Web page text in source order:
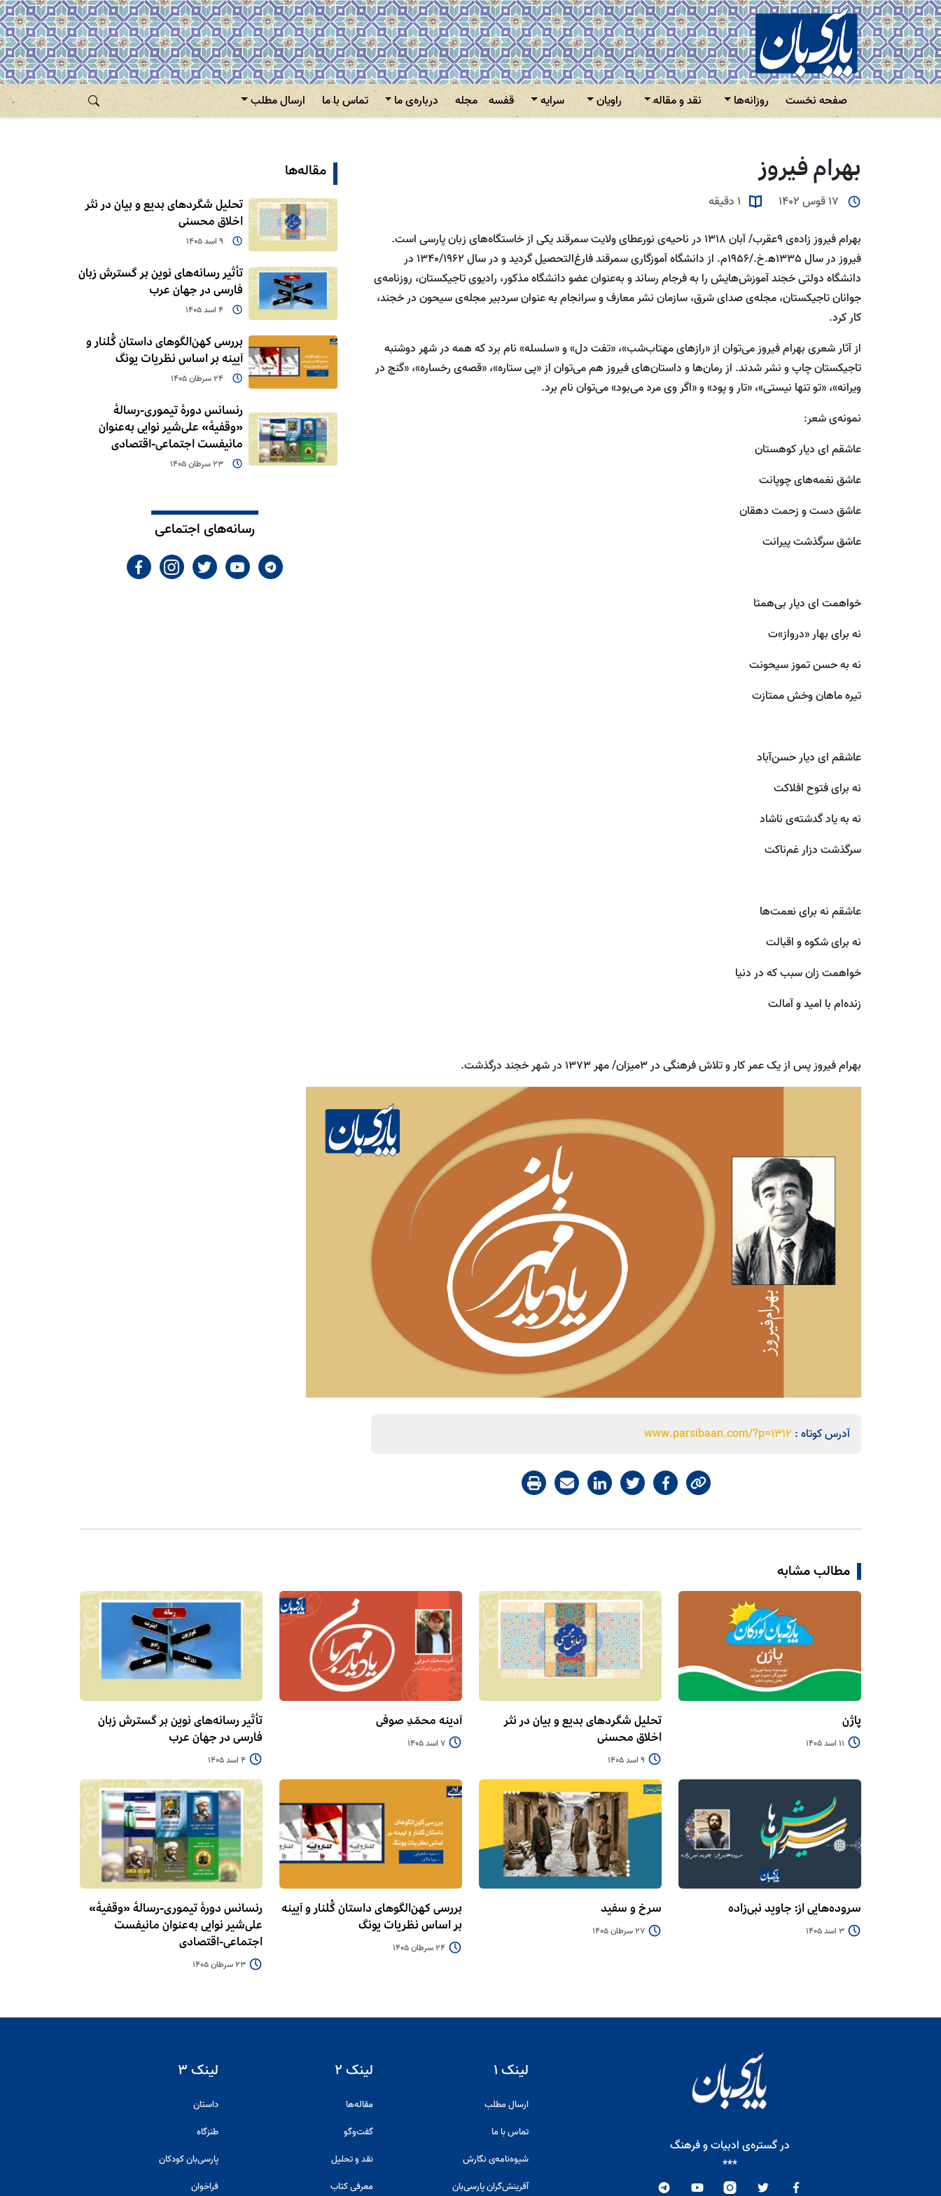
صفحه نخست روزانه‌ها نقد و مقاله راویان سرایه قفسه مجله درباره‌ی ما تماس با ما ارسال مطلب
بهرام فیروز
17 قوس 1402 1 دقیقه
بهرام فیروز زاده‌ی 9عقرب/ آبان 1318 در ناحیه‌ی نورعطای ولایت سمرقند یکی از خاستگاه‌های زبان پارسی است.
فیروز در سال 1335ه‍.خ./1956م. از دانشگاه آموزگاری سمرقند فارغ‌التحصیل گردید و در سال 1340/1962 در
دانشگاه دولتی خجند آموزش‌هایش را به فرجام رساند و به‌عنوان عضو دانشگاه مذکور، رادیوی تاجیکستان، روزنامه‌ی
جوانان تاجیکستان، مجله‌ی صدای شرق، سازمان نشر معارف و سرانجام به عنوان سردبیر مجله‌ی سیحون در خجند،
کار کرد.
از آثار شعری بهرام فیروز می‌توان از «رازهای مهتاب‌شب»، «تفت دل» و «سلسله» نام برد که همه در شهر دوشنبه
تاجیکستان چاپ و نشر شدند. از رمان‌ها و داستان‌های فیروز هم می‌توان از «پی ستاره»، «قصه‌ی رخساره»، «گنج در
ویرانه»، «تو تنها نیستی»، «تار و پود» و «اگر وی مرد می‌بود» می‌توان نام برد.
نمونه‌ی شعر:
عاشقم ای دیار کوهستان
عاشق نغمه‌های چوپانت
عاشق دست و زحمت دهقان
عاشق سرگذشت پیرانت
خواهمت ای دیار بی‌همتا
نه برای بهار «درواز»ت
نه به حسن تموز سیحونت
تیره ماهان وخش ممتازت
عاشقم ای دیار حسن‌آباد
نه برای فتوح افلاکت
نه به یاد گدشته‌ی ناشاد
سرگذشت دزار غم‌ناکت
عاشقم نه برای نعمت‌ها
نه برای شکوه و اقبالت
خواهمت زان سبب که در دنیا
زنده‌ام با امید و آمالت
بهرام فیروز پس از یک عمر کار و تلاش فرهنگی در 3میزان/ مهر 1373 در شهر خجند درگذشت.
آدرس کوتاه : www.parsibaan.com/?p=1312
مقاله‌ها
تحلیل شگردهای بدیع و بیان در نثر
اخلاق محسنی
9 اسد 1405
تأثیر رسانه‌های نوین بر گسترش زبان
فارسی در جهان عرب
4 اسد 1405
بررسی کهن‌الگوهای داستان گُلنار و
آیینه بر اساس نظریات یونگ
24 سرطان 1405
رنسانس دورۀ تیموری-رسالۀ
«وقفیۀ» علی‌شیر نوایی به‌عنوان
مانیفست اجتماعی-اقتصادی
23 سرطان 1405
رسانه‌های اجتماعی
مطالب مشابه
پاژن
11 اسد 1405
تحلیل شگردهای بدیع و بیان در نثر
اخلاق محسنی
9 اسد 1405
آدینه محمّدِ صوفی
7 اسد 1405
تأثیر رسانه‌های نوین بر گسترش زبان
فارسی در جهان عرب
4 اسد 1405
سروده‌هایی از: جاوید نبی‌زاده
3 اسد 1405
سرخ و سفید
27 سرطان 1405
بررسی کهن‌الگوهای داستان گُلنار و آیینه
بر اساس نظریات یونگ
24 سرطان 1405
رنسانس دورۀ تیموری-رسالۀ «وقفیۀ»
علی‌شیر نوایی به‌عنوان مانیفست
اجتماعی-اقتصادی
23 سرطان 1405
در گستره‌ی ادبیات و فرهنگ
***
لینک ۱
ارسال مطلب
تماس با ما
شیوه‌نامه‌ی نگارش
آفرینش‌گران پارسی‌بان
لینک ۲
مقاله‌ها
گفت‌و‌گو
نقد و تحلیل
معرفی کتاب
لینک ۳
داستان
طنزگاه
پارسی‌بان کودکان
فراخوان